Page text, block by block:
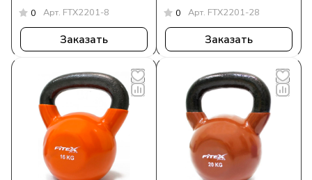
0 Арт. FTX2201-8
Заказать
0 Арт. FTX2201-28
Заказать